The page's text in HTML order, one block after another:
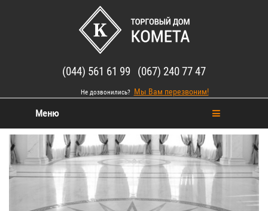
(044) 561 61 99 (067) 240 77 47
Не дозвонились? Мы Вам перезвоним!
Меню